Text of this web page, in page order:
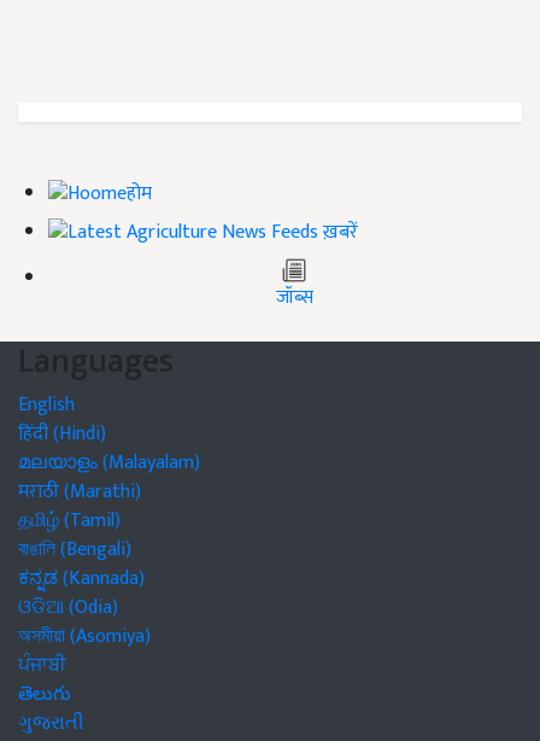
होम
ख़बरें
जॉब्स
Languages
English
हिंदी (Hindi)
മലയാളം (Malayalam)
मराठी (Marathi)
தமிழ் (Tamil)
বাঙালি (Bengali)
ಕನ್ನಡ (Kannada)
ଓଡିଆ (Odia)
অসমীয়া (Asomiya)
ਪੰਜਾਬੀ
తెలుగు
ગુજરાતી